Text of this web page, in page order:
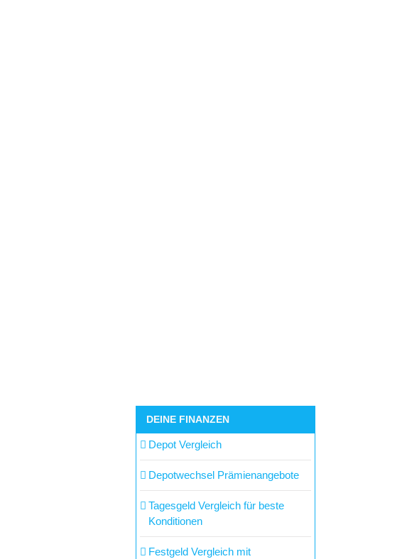
DEINE FINANZEN
Depot Vergleich
Depotwechsel Prämienangebote
Tagesgeld Vergleich für beste
Konditionen
Festgeld Vergleich mit